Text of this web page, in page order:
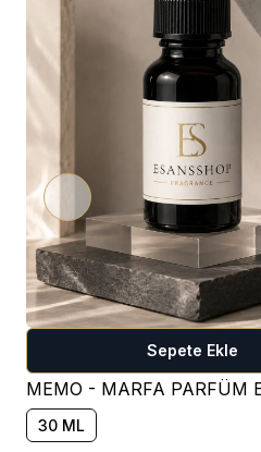
Sepete Ekle
30 ML